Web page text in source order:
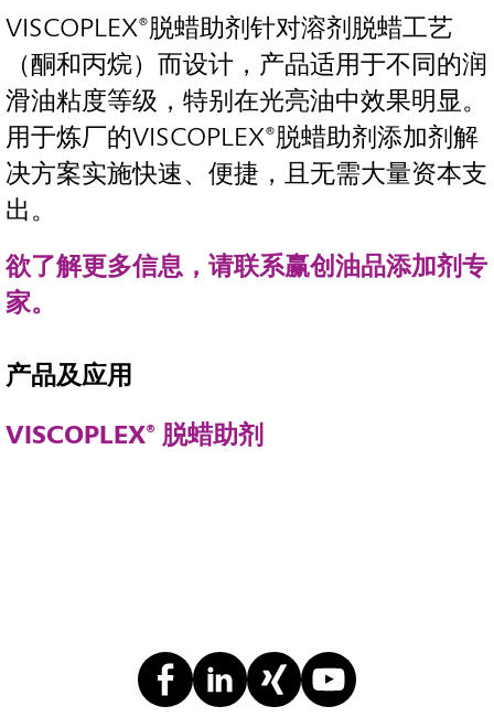
VISCOPLEX®脱蜡助剂针对溶剂脱蜡工艺
（酮和丙烷）而设计，产品适用于不同的润
滑油粘度等级，特别在光亮油中效果明显。
用于炼厂的VISCOPLEX®脱蜡助剂添加剂解
决方案实施快速、便捷，且无需大量资本支
出。
欲了解更多信息，请联系赢创油品添加剂专
家。
产品及应用
VISCOPLEX® 脱蜡助剂